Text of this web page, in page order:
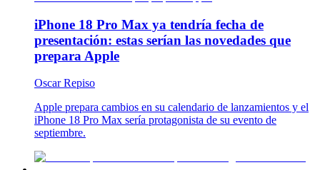
iPhone 18 Pro Max ya tendría fecha de
presentación: estas serían las novedades que
prepara Apple
Oscar Repiso
Apple prepara cambios en su calendario de lanzamientos y el
iPhone 18 Pro Max sería protagonista de su evento de
septiembre.